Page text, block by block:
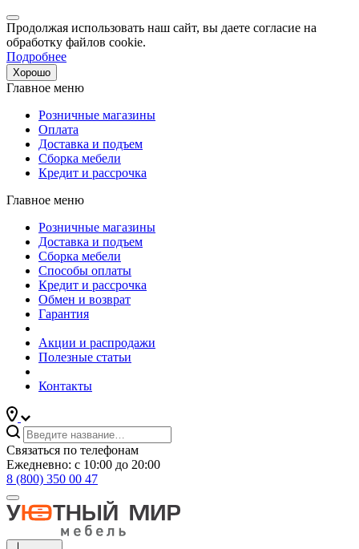
Продолжая использовать наш сайт, вы даете согласие на
обработку файлов cookie.
Подробнее
Хорошо
Главное меню
Розничные магазины
Оплата
Доставка и подъем
Сборка мебели
Кредит и рассрочка
Главное меню
Розничные магазины
Доставка и подъем
Сборка мебели
Способы оплаты
Кредит и рассрочка
Обмен и возврат
Гарантия
Акции и распродажи
Полезные статьи
Контакты
Связаться по телефонам
Ежедневно: с 10:00 до 20:00
8 (800) 350 00 47